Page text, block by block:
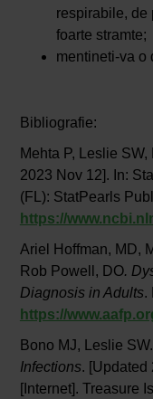
respirabile, de
foarte stramte;
mentineti-va o
Bibliografie:
Mehta P, Leslie
2023 Nov 12]. In:
(FL): StatPearls
https://
Ariel Hoffman, MD,
Rob Powell, DO.
Diagnosis in Adults.
https://
Bono MJ, Leslie SW.
Infections. [Updated
[Internet]. Treasure